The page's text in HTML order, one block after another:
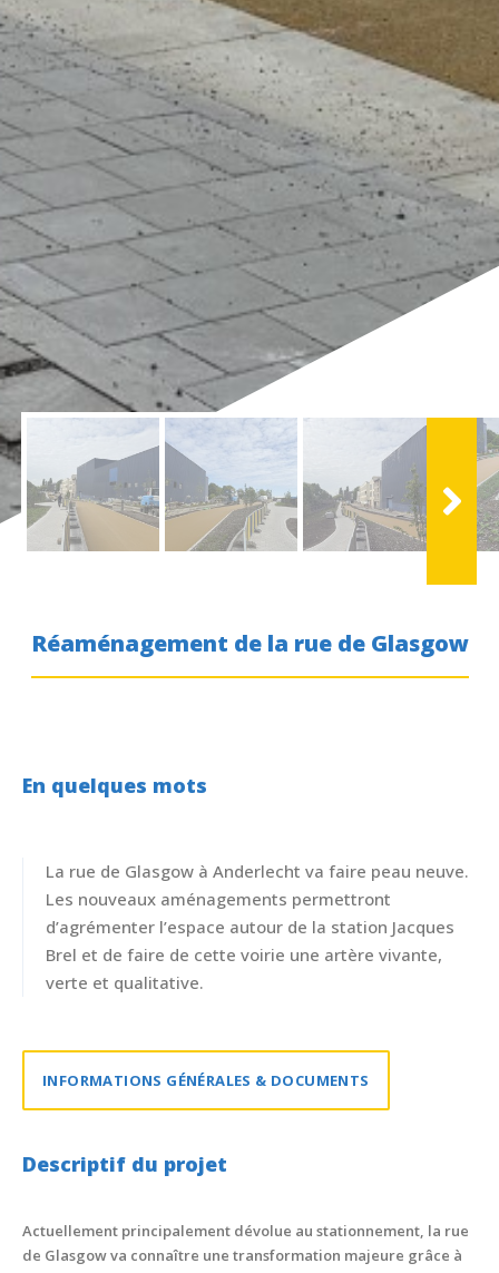
Réaménagement de la rue de Glasgow
En quelques mots
La rue de Glasgow à Anderlecht va faire peau neuve.
Les nouveaux aménagements permettront
d’agrémenter l’espace autour de la station Jacques
Brel et de faire de cette voirie une artère vivante,
verte et qualitative.
INFORMATIONS GÉNÉRALES & DOCUMENTS
Descriptif du projet
Actuellement principalement dévolue au stationnement, la rue
de Glasgow va connaître une transformation majeure grâce à